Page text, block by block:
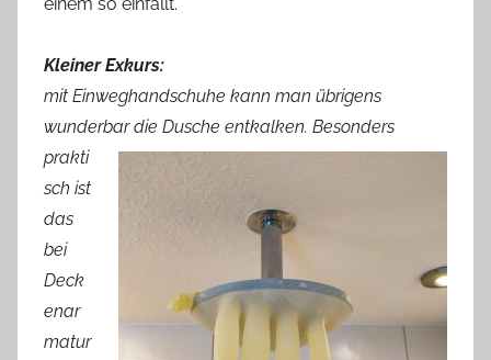
Kleiner Exkurs:
mit Einweghandschuhe kann man übrigens
wunderbardie Dusche entkalken. Besonders
prakti
sch ist
das
bei
Deck
enar
matur